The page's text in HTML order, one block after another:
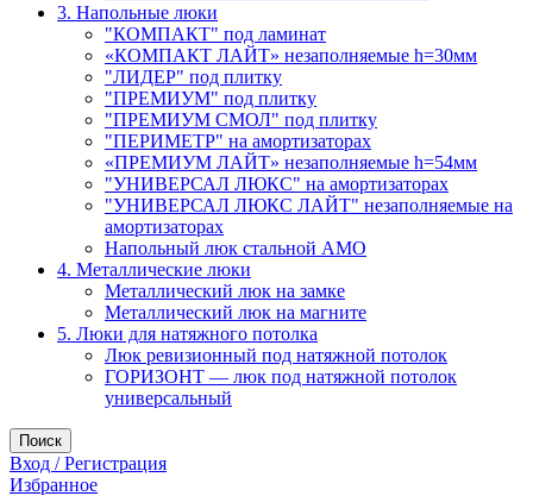
3. Напольные люки
"КОМПАКТ" под ламинат
«КОМПАКТ ЛАЙТ» незаполняемые h=30мм
"ЛИДЕР" под плитку
"ПРЕМИУМ" под плитку
"ПРЕМИУМ СМОЛ" под плитку
"ПЕРИМЕТР" на амортизаторах
«ПРЕМИУМ ЛАЙТ» незаполняемые h=54мм
"УНИВЕРСАЛ ЛЮКС" на амортизаторах
"УНИВЕРСАЛ ЛЮКС ЛАЙТ" незаполняемые на
амортизаторах
Напольный люк стальной АМО
4. Металлические люки
Металлический люк на замке
Металлический люк на магните
5. Люки для натяжного потолка
Люк ревизионный под натяжной потолок
ГОРИЗОНТ — люк под натяжной потолок
универсальный
Поиск
Вход / Регистрация
Избранное